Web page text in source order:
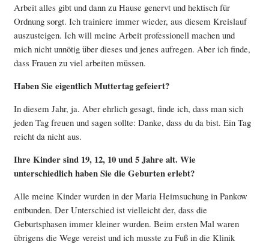
Arbeit alles gibt und dann zu Hause genervt und hektisch für
Ordnung sorgt. Ich trainiere immer wieder, aus diesem Kreislauf
auszusteigen. Ich will meine Arbeit professionell machen und
mich nicht unnötig über dieses und jenes aufregen. Aber ich finde,
dass Frauen zu viel arbeiten müssen.
Haben Sie eigentlich Muttertag gefeiert?
In diesem Jahr, ja. Aber ehrlich gesagt, finde ich, dass man sich
jeden Tag freuen und sagen sollte: Danke, dass du da bist. Ein Tag
reicht da nicht aus.
Ihre Kinder sind 19, 12, 10 und 5 Jahre alt. Wie
unterschiedlich haben Sie die Geburten erlebt?
Alle meine Kinder wurden in der Maria Heimsuchung in Pankow
entbunden. Der Unterschied ist vielleicht der, dass die
Geburtsphasen immer kleiner wurden. Beim ersten Mal waren
übrigens die Wege vereist und ich musste zu Fuß in die Klinik